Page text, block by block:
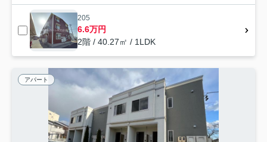
205
6.6万円
2階 / 40.27㎡ / 1LDK
アパート